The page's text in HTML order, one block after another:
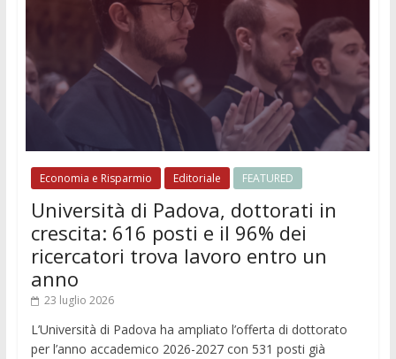
Economia e Risparmio Editoriale FEATURED
Università di Padova, dottorati in
crescita: 616 posti e il 96% dei
ricercatori trova lavoro entro un
anno
23 luglio 2026
L’Università di Padova ha ampliato l’offerta di dottorato
per l’anno accademico 2026-2027 con 531 posti già